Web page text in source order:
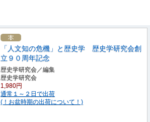
「人文知の危機」と歴史学 歴史学研究会創
立９０周年記念
歴史学研究会／編集
歴史学研究会
1,980円
通常１～２日で出荷
(！お盆時期の出荷について！)